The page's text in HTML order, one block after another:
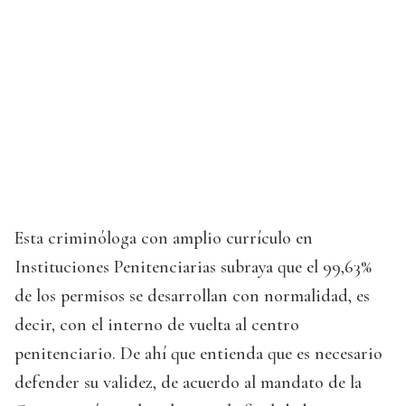
Esta criminóloga con amplio currículo en
Instituciones Penitenciarias subraya que el 99,63%
de los permisos se desarrollan con normalidad, es
decir, con el interno de vuelta al centro
penitenciario. De ahí que entienda que es necesario
defender su validez, de acuerdo al mandato de la